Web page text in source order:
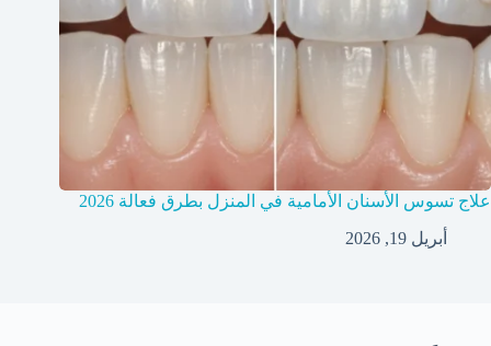
علاج تسوس الأسنان الأمامية في المنزل بطرق فعالة 2026
أبريل 19, 2026